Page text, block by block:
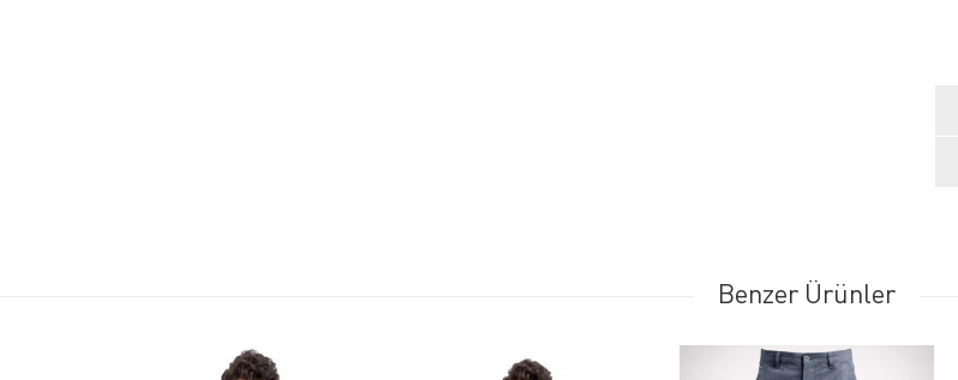
Benzer Ürünler